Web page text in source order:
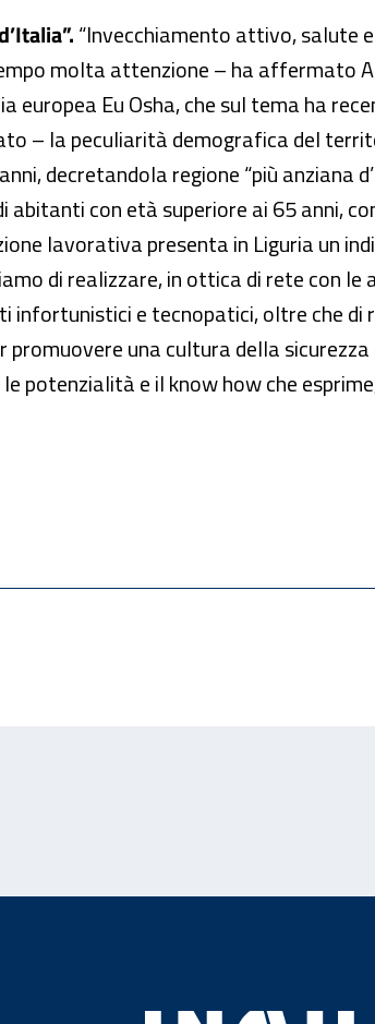
“Invecchiamento attivo, salute
molta attenzione – ha affermato
europea Eu Osha, che sul tema ha
– la peculiarità demografica del
decretandola regione “più anziana
abitanti con età superiore ai 65 anni,
lavorativa presenta in Liguria un
di realizzare, in ottica di rete con
infortunistici e tecnopatici, oltre che di
una cultura della
potenzialità e il know how che